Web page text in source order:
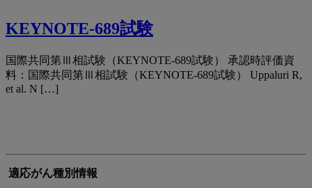
KEYNOTE-689試験
国際共同第Ⅲ相試験（KEYNOTE-689試験） 承認時評価資
料：国際共同第Ⅲ相試験（KEYNOTE-689試験） Uppaluri R,
et al. N […]
適応がん種別情報